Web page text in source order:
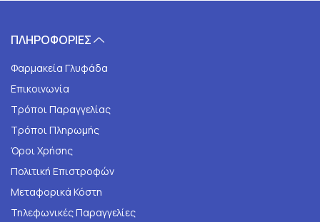
ΠΛΗΡΟΦΟΡΙΕΣ
Φαρμακεία Γλυφάδα
Επικοινωνία
Τρόποι Παραγγελίας
Τρόποι Πληρωμής
Όροι Χρήσης
Πολιτική Επιστροφών
Μεταφορικά Κόστη
Τηλεφωνικές Παραγγελίες